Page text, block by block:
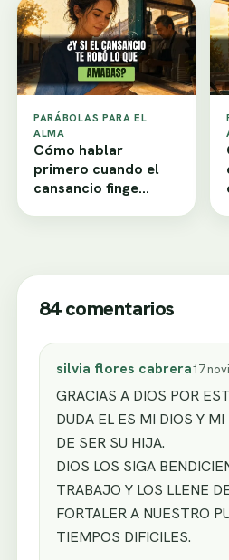
PARÁBOLAS PARA EL
ALMA
Cómo hablar
primero cuando el
cansancio finge
84 comentarios
silvia flores cabrera17
GRACIAS A DIOS POR
DUDA EL ES MI DIOS Y MI
DE SER SU HIJA.
DIOS LOS SIGA
TRABAJO Y LOS LLENE
FORTALER A NUESTRO
TIEMPOS DIFICILES.